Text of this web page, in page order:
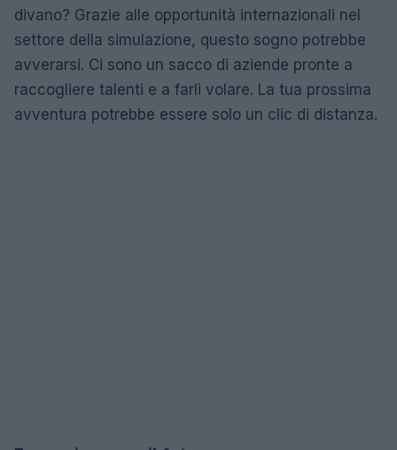
divano? Grazie alle opportunità internazionali nel
settore della simulazione, questo sogno potrebbe
avverarsi. Ci sono un sacco di aziende pronte a
raccogliere talenti e a farli volare. La tua prossima
avventura potrebbe essere solo un clic di distanza.